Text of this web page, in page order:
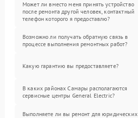
Может ли вместо меня принять устройство
после ремонта другой человек, контактный
телефон которого я предоставлю?
Возможно ли получать обратную связь в
процессе выполнения ремонтных работ?
Какую гарантию вы предоставляете?
В каких районах Самары располагаются
сервисные центры General Electric?
Выполняете ли вы ремонт для юридических